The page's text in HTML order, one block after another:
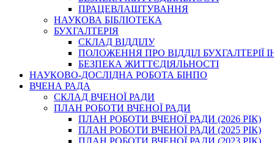
ПРАЦЕВЛАШТУВАННЯ
НАУКОВА БІБЛІОТЕКА
БУХГАЛТЕРІЯ
СКЛАД ВІДДІЛУ
ПОЛОЖЕННЯ ПРО ВІДДІЛ БУХГАЛТЕРІЇ
БЕЗПЕКА ЖИТТЄДІЯЛЬНОСТІ
НАУКОВО-ДОСЛІДНА РОБОТА БІНПО
ВЧЕНА РАДА
СКЛАД ВЧЕНОЇ РАДИ
ПЛАН РОБОТИ ВЧЕНОЇ РАДИ
ПЛАН РОБОТИ ВЧЕНОЇ РАДИ (2026 РІК)
ПЛАН РОБОТИ ВЧЕНОЇ РАДИ (2025 РІК)
ПЛАН РОБОТИ ВЧЕНОЇ РАДИ (2023 РІК)